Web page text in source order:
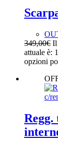
349,00€ Il
attuale è:
opzioni
Regg.